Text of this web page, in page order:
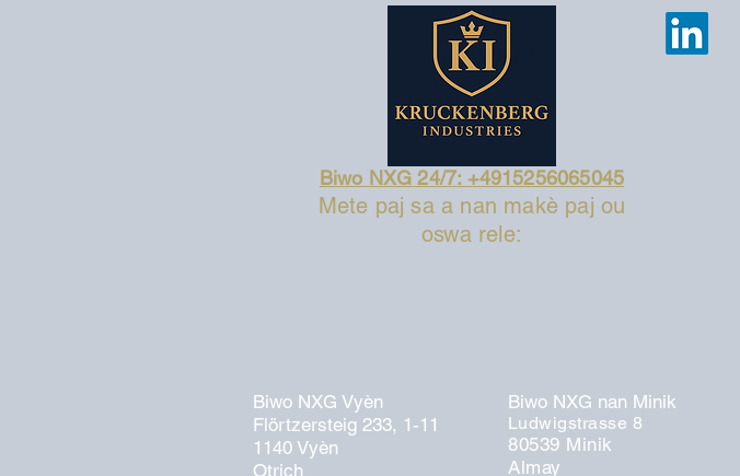
Biwo NXG 24/7: +4915256065045
Mete paj sa a nan makè paj ou
oswa rele:
Biwo NXG Vyèn
Flörtzersteig 233, 1-11
1140 Vyèn
Otrich
Biwo NXG nan Minik
Ludwigstrasse 8
80539 Minik
Almay